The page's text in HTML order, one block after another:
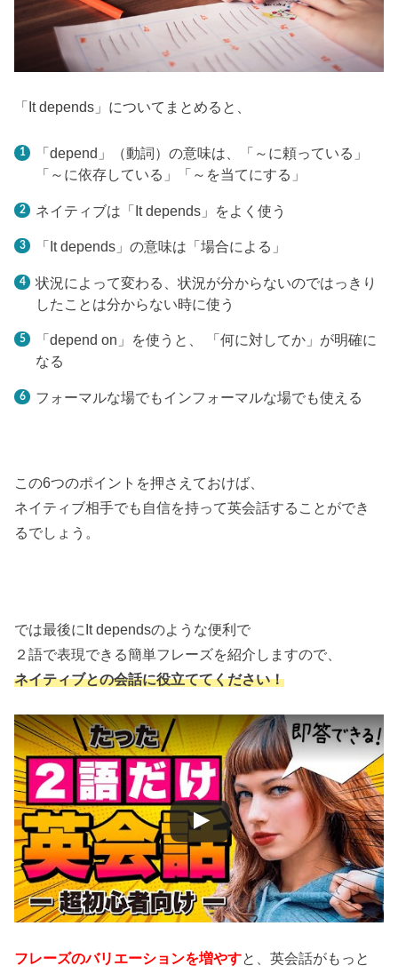
「It depends」についてまとめると、
「depend」（動詞）の意味は、「～に頼っている」
「～に依存している」「～を当てにする」
ネイティブは「It depends」をよく使う
「It depends」の意味は「場合による」
状況によって変わる、状況が分からないのではっきり
したことは分からない時に使う
「depend on」を使うと、 「何に対してか」が明確に
なる
フォーマルな場でもインフォーマルな場でも使える
この6つのポイントを押さえておけば、
ネイティブ相手でも自信を持って英会話することができ
るでしょう。
では最後にIt dependsのような便利で
２語で表現できる簡単フレーズを紹介しますので、
ネイティブとの会話に役立ててください！
フレーズのバリエーションを増やすと、英会話がもっと